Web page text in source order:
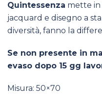
Quintessenza mette in
jacquard e disegno a
diversità, fanno la
Se non presente in
evaso dopo 15 gg
Misura: 50×70